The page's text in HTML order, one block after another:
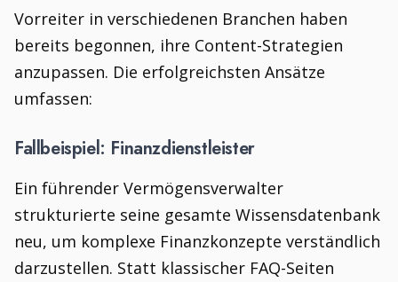
Vorreiter in verschiedenen Branchen haben
bereits begonnen, ihre Content-Strategien
anzupassen. Die erfolgreichsten Ansätze
umfassen:
Fallbeispiel: Finanzdienstleister
Ein führender Vermögensverwalter
strukturierte seine gesamte Wissensdatenbank
neu, um komplexe Finanzkonzepte verständlich
darzustellen. Statt klassischer FAQ-Seiten